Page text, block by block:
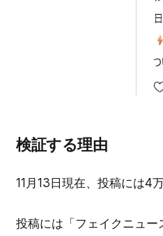
検証する理由
11月13日現在、投稿には4
投稿には「フェイクニュ